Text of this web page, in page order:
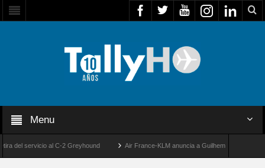
Menu
servicio al C-2 Greyhound Air France-KLM anuncia a Guilhem Mallet como